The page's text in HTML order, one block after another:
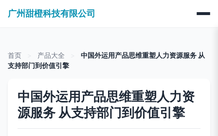
广州甜橙科技有限公司
首页 产品大全
中国外运用产品思维重塑人力资源服务 从
支持部门到价值引擎
中国外运用产品思维重塑人力资
源服务 从支持部门到价值引擎